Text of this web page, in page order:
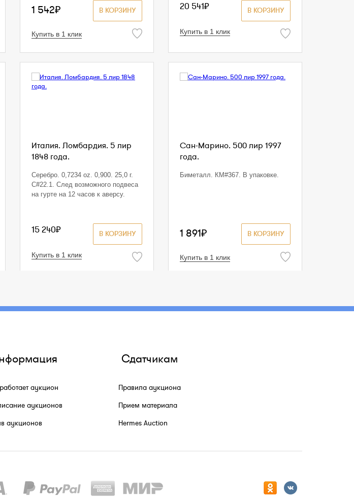
В КОРЗИНУ
1 542₽
Купить в 1 клик
В КОРЗИНУ
20 541₽
Купить в 1 клик
Италия. Ломбардия. 5 лир
1848 года.
Серебро. 0,7234 oz. 0,900. 25,0 г.
С#22.1. След возможного подвеса
на гурте на 12 часов к аверсу.
В КОРЗИНУ
15 240₽
Купить в 1 клик
Сан-Марино. 500 лир 1997
года.
Биметалл. КМ#367. В упаковке.
В КОРЗИНУ
1 891₽
Купить в 1 клик
аукцион
аукционов
аукционов
Сдатчикам
Правила аукциона
Прием материала
Hermes Auction